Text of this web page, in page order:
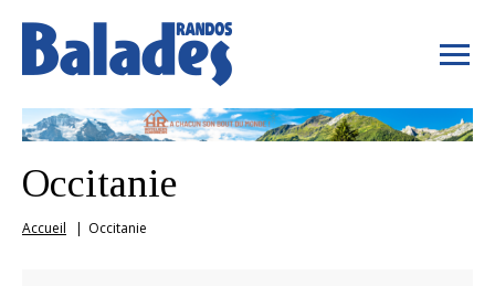
Occitanie
Accueil Occitanie